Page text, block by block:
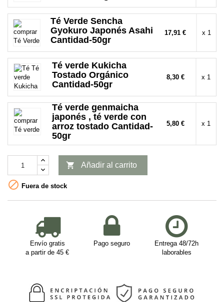
Té Verde Sencha
Gyokuro Japonés Asahi
Cantidad-50gr
17,91 € x 1
Té verde Kukicha
Tostado Orgánico
Cantidad-50gr
8,30 € x 1
Té verde genmaicha
japonés , té verde con
arroz tostado Cantidad-
50gr
5,80 € x 1
 Añadir al carrito
 Fuera de stock
Envío gratis
a partir de 45 €
Pago seguro
Entrega 48/72h
laborables